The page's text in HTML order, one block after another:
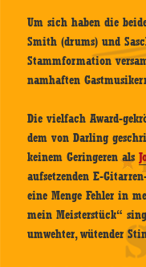
Um sich haben die
Smith (drums) und
Stammformation
namhaften
Die vielfach Award-
dem von Darling
keinem Geringeren als
aufsetzenden E-
eine Menge Fehler in
mein Meisterstück“
umwehter, wütender